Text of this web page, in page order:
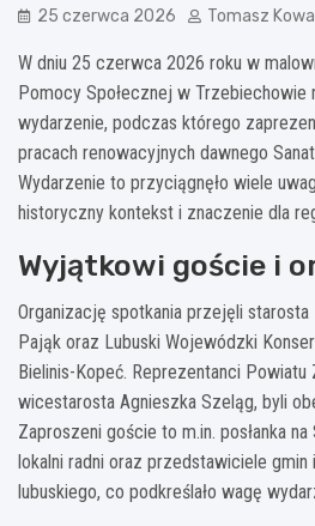
25 czerwca 2026 Tomasz
W dniu 25 czerwca 2026 roku w
Pomocy Społecznej w
wydarzenie, podczas którego
pracach renowacyjnych dawnego
Wydarzenie to przyciągnęło wiele
historyczny kontekst i znaczenie dla
Wyjątkowi goście i
Organizację spotkania przejęli
Pająk oraz Lubuski Wojewódzki
Bielinis-Kopeć. Reprezentanci
wicestarosta Agnieszka Szeląg, byli
Zaproszeni goście to m.in. posłanka
lokalni radni oraz przedstawiciele
lubuskiego, co podkreślało wagę